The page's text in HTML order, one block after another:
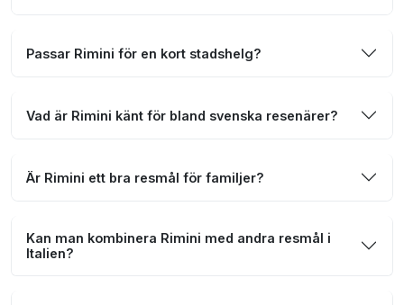
Passar Rimini för en kort stadshelg?
Vad är Rimini känt för bland svenska resenärer?
Är Rimini ett bra resmål för familjer?
Kan man kombinera Rimini med andra resmål i
Italien?